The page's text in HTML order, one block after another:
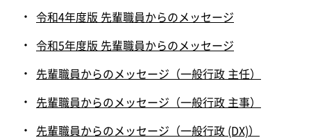
令和4年度版 先輩職員からのメッセージ
令和5年度版 先輩職員からのメッセージ
先輩職員からのメッセージ（一般行政 主任）
先輩職員からのメッセージ（一般行政 主事）
先輩職員からのメッセージ（一般行政 (DX)）